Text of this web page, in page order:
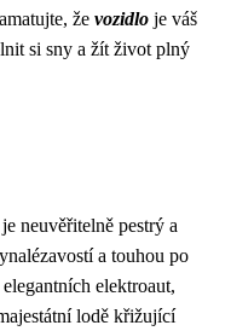
že vozidlo je váš
si sny a žít život plný
neuvěřitelně pestrý a
a touhou po
elektroaut,
lodě křižující